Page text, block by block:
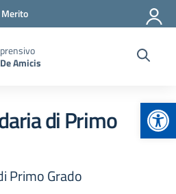
Amicis
di Primo
Primo Grado